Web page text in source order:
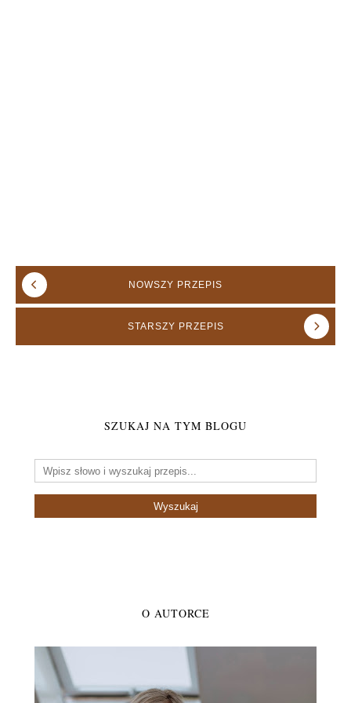
NOWSZY PRZEPIS
STARSZY PRZEPIS
SZUKAJ NA TYM BLOGU
O AUTORCE